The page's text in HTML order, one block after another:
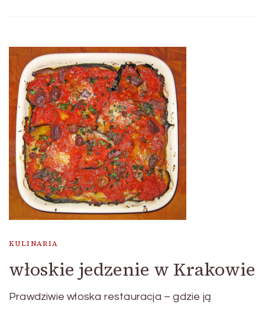
KULINARIA
włoskie jedzenie w Krakowie
Prawdziwie włoska restauracja – gdzie ją